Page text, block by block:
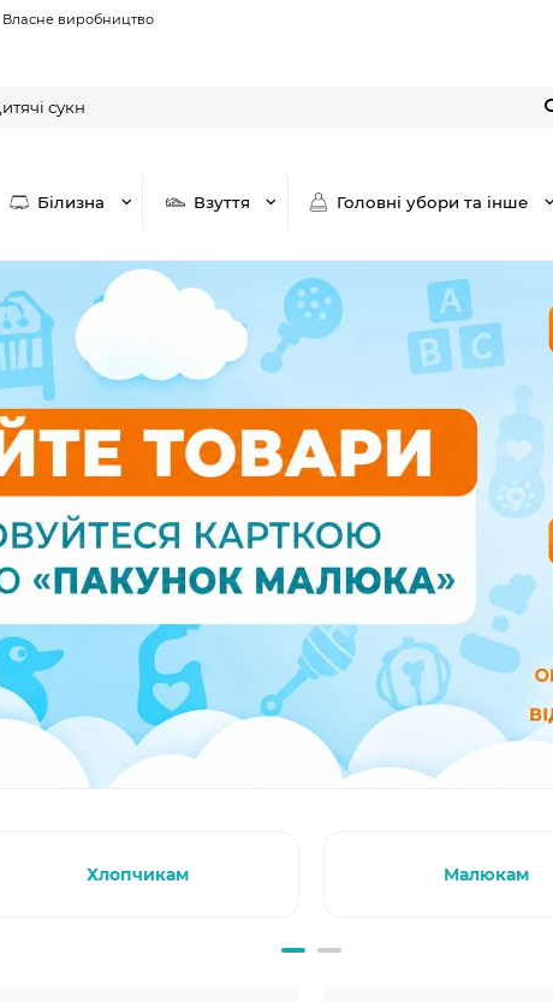
Власне виробництво
Білизна Взуття Головні убори та інше
Хлопчикам Малюкам